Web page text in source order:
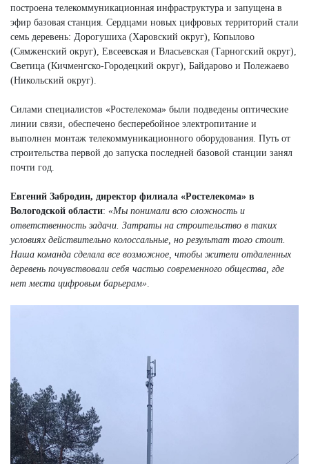
построена телекоммуникационная инфраструктура и запущена в
эфир базовая станция. Сердцами новых цифровых территорий стали
семь деревень: Дорогушиха (Харовский округ), Копылово
(Сямженский округ), Евсеевская и Власьевская (Тарногский округ),
Светица (Кичменгско-Городецкий округ), Байдарово и Полежаево
(Никольский округ).
Силами специалистов «Ростелекома» были подведены оптические
линии связи, обеспечено бесперебойное электропитание и
выполнен монтаж телекоммуникационного оборудования. Путь от
строительства первой до запуска последней базовой станции занял
почти год.
Евгений Забродин, директор филиала «Ростелекома» в
Вологодской области: «Мы понимали всю сложность и
ответственность задачи. Затраты на строительство в таких
условиях действительно колоссальные, но результат того стоит.
Наша команда сделала все возможное, чтобы жители отдаленных
деревень почувствовали себя частью современного общества, где
нет места цифровым барьерам».